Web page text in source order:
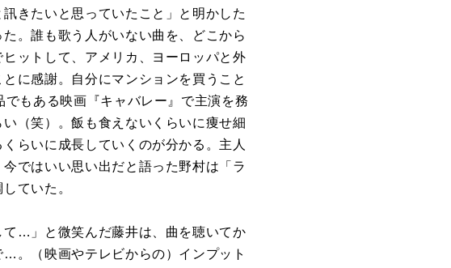
きたいと思っていたこと」と明かした
。誰も歌う人がいない曲を、どこから
ットして、アメリカ、ヨーロッパと外
に感謝。自分にマンションを買うこと
もある映画『キャバレー』で主演を務
（笑）。飯も食えないくらいに痩せ細
らいに成長していくのが分かる。主人
ではいい思い出だと語った野村は「ラ
ていた。
て…」と微笑んだ藤井は、曲を聴いてか
。（映画やテレビからの）インプット